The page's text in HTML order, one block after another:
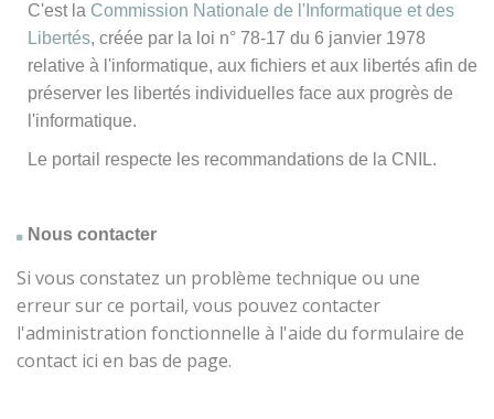
C'est la Commission Nationale de l'Informatique et des
Libertés, créée par la loi n° 78-17 du 6 janvier 1978
relative à l'informatique, aux fichiers et aux libertés afin de
préserver les libertés individuelles face aux progrès de
l'informatique.
Le portail respecte les recommandations de la CNIL.
Nous contacter
Si vous constatez un problème technique ou une
erreur sur ce portail, vous pouvez contacter
l'administration fonctionnelle à l'aide du formulaire de
contact ici en bas de page.